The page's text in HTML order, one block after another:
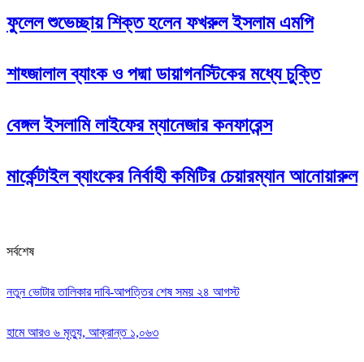
ফুলেল শুভেচ্ছায় শিক্ত হলেন ফখরুল ইসলাম এমপি
শাহ্জালাল ব্যাংক ও পদ্মা ডায়াগনস্টিকের মধ্যে চুক্তি
বেঙ্গল ইসলামি লাইফের ম্যানেজার কনফারেন্স
মার্কেন্টাইল ব্যাংকের নির্বাহী কমিটির চেয়ারম্যান আনোয়ারুল
সর্বশেষ
নতুন ভোটার তালিকার দাবি-আপত্তির শেষ সময় ২৪ আগস্ট
হামে আরও ৬ মৃত্যু, আক্রান্ত ১,০৬৩